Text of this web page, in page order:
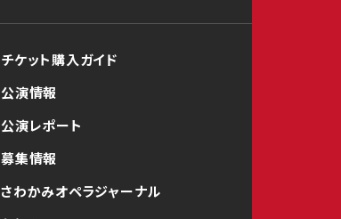
チケット購入ガイド
公演情報
公演レポート
募集情報
さわかみオペラジャーナル